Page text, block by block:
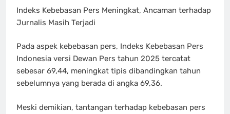
Indeks Kebebasan Pers Meningkat, Ancaman terhadap
Jurnalis Masih Terjadi
Pada aspek kebebasan pers, Indeks Kebebasan Pers
Indonesia versi Dewan Pers tahun 2025 tercatat
sebesar 69,44, meningkat tipis dibandingkan tahun
sebelumnya yang berada di angka 69,36.
Meski demikian, tantangan terhadap kebebasan pers